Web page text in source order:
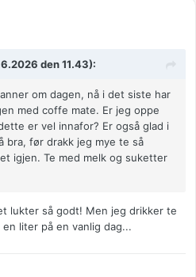
den 11.43):
om dagen, nå i det siste har
med coffe mate. Er jeg oppe
er vel innafor? Er også glad i
bra, før drakk jeg mye te så
igjen. Te med melk og suketter
lukter så godt! Men jeg drikker te
liter på en vanlig dag...